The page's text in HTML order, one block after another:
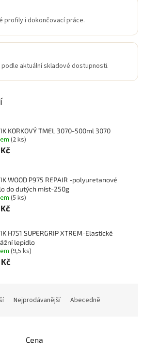
profily i dokončovací práce.
aktuální skladové dostupnosti.
KORKOVÝ TMEL 3070-500ml 3070
(2 ks)
WOOD P975 REPAIR -polyuretanové
do dutých míst-250g
(5 ks)
H751 SUPERGRIP XTREM-Elastické
lepidlo
(9,5 ks)
Nejprodávanější Abecedně
Cena